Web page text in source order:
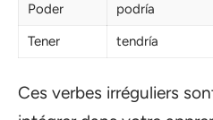
Poder
podría
Tener
tendría
Ces verbes irréguliers